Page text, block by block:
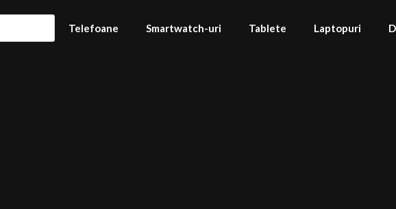
Telefoane Smartwatch-uri Tablete Laptopuri